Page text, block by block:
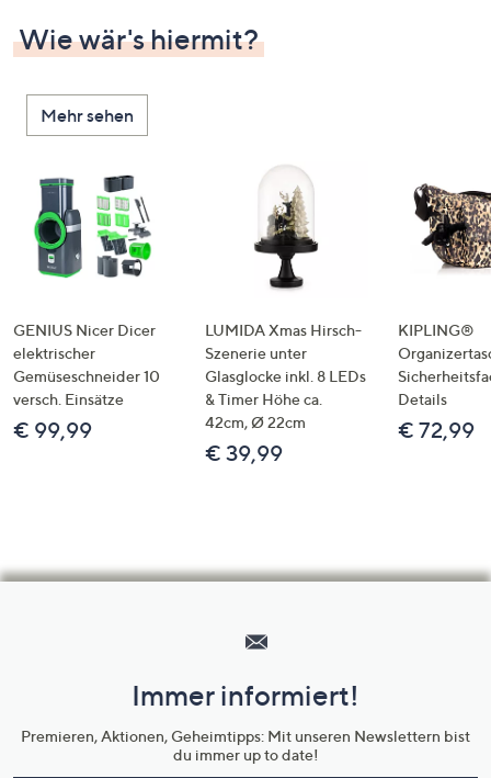
Wie wär's hiermit?
Mehr sehen
GENIUS Nicer Dicer
elektrischer
Gemüseschneider 10
versch. Einsätze
€ 99,99
LUMIDA Xmas Hirsch-
Szenerie unter
Glasglocke inkl. 8 LEDs
& Timer Höhe ca.
42cm, Ø 22cm
€ 39,99
KIPLING®
Details
€ 72,99
Unternehmensinformationen
Immer informiert!
Premieren, Aktionen, Geheimtipps: Mit unseren Newslettern bist
du immer up to date!